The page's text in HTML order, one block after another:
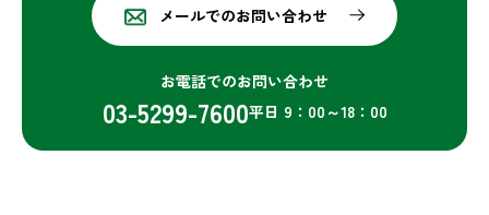
メールでのお問い合わせ
お電話でのお問い合わせ
03-5299-7600平日 9：00～18：00